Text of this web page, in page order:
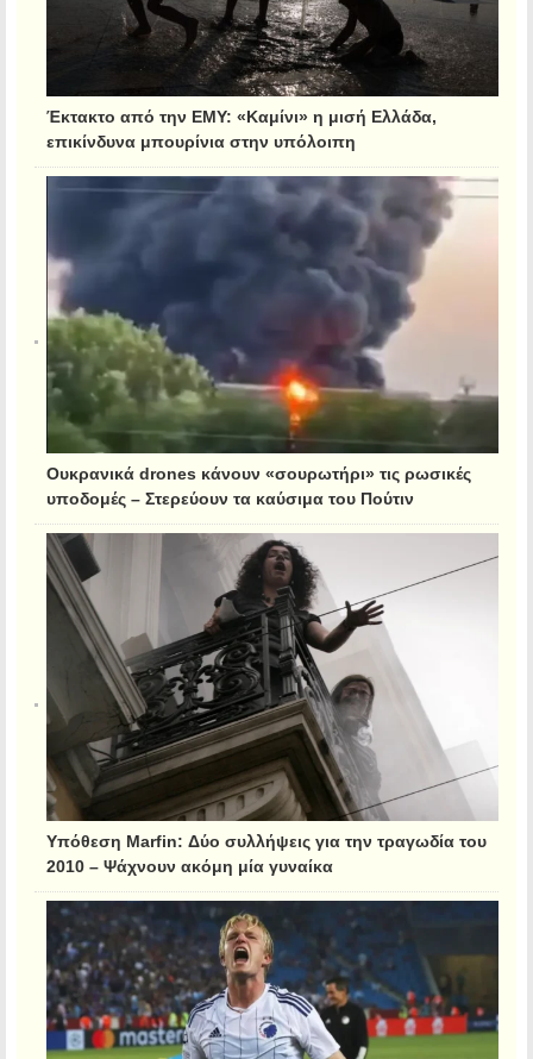
Έκτακτο από την ΕΜΥ: «Καμίνι» η μισή Ελλάδα,
επικίνδυνα μπουρίνια στην υπόλοιπη
Ουκρανικά drones κάνουν «σουρωτήρι» τις ρωσικές
υποδομές – Στερεύουν τα καύσιμα του Πούτιν
Υπόθεση Marfin: Δύο συλλήψεις για την τραγωδία του
2010 – Ψάχνουν ακόμη μία γυναίκα